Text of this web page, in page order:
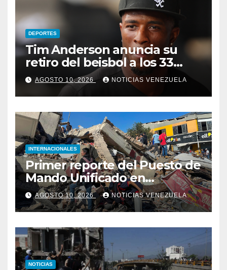
DEPORTES
Tim Anderson anuncia su
retiro del beisbol a los 33
años
AGOSTO 10, 2026 NOTICIAS VENEZUELA
INTERNACIONALES
Primer reporte del Puesto de
Mando Unificado en
Colombia las víctimas ya
superan el centenar
AGOSTO 10, 2026 NOTICIAS VENEZUELA
NOTICIAS